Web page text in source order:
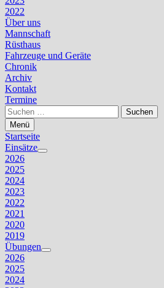
2022
Über uns
Mannschaft
Rüsthaus
Fahrzeuge und Geräte
Chronik
Archiv
Kontakt
Termine
Suchen
nach:
Menü
Startseite
Einsätze
Untermenü
2026
2025
2024
2023
2022
2021
2020
2019
Übungen
Untermenü
2026
2025
2024